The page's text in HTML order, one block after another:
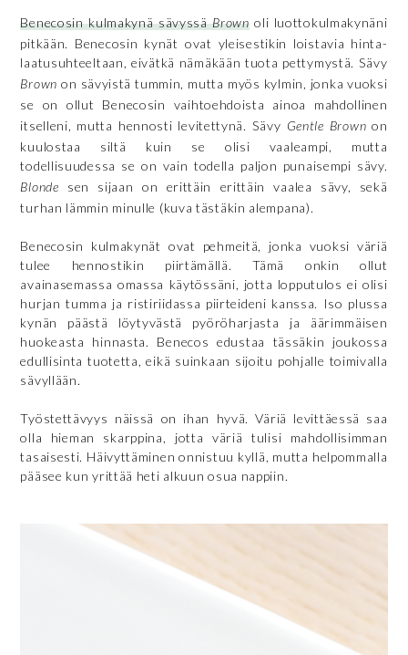
Benecosin kulmakynä sävyssäBrown oli luottokulmakynäni
pitkään. Benecosin kynät ovat yleisestikin loistavia hinta-
laatusuhteeltaan, eivätkä nämäkään tuota pettymystä. Sävy
Brown on sävyistä tummin, mutta myös kylmin, jonka vuoksi
se on ollut Benecosin vaihtoehdoista ainoa mahdollinen
itselleni, mutta hennosti levitettynä. Sävy Gentle Brown on
kuulostaa siltä kuin se olisi vaaleampi, mutta
todellisuudessa se on vain todella paljon punaisempi sävy.
Blonde sen sijaan on erittäin erittäin vaalea sävy, sekä
turhan lämmin minulle (kuva tästäkin alempana).
Benecosin kulmakynät ovat pehmeitä, jonka vuoksi väriä
tulee hennostikin piirtämällä. Tämä onkin ollut
avainasemassa omassa käytössäni, jotta lopputulos ei olisi
hurjan tumma ja ristiriidassa piirteideni kanssa. Iso plussa
kynän päästä löytyvästä pyöröharjasta ja äärimmäisen
huokeasta hinnasta. Benecos edustaa tässäkin joukossa
edullisinta tuotetta, eikä suinkaan sijoitu pohjalle toimivalla
sävyllään.
Työstettävyys näissä on ihan hyvä. Väriä levittäessä saa
olla hieman skarppina, jotta väriä tulisi mahdollisimman
tasaisesti. Häivyttäminen onnistuu kyllä, mutta helpommalla
pääsee kun yrittää heti alkuun osua nappiin.